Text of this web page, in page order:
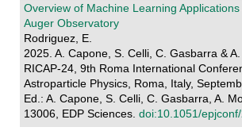
Overview of Machine Learning
Auger Observatory
Rodriguez, E.
2025. A. Capone, S. Celli, C. Gasbarra &
RICAP-24, 9th Roma International
Astroparticle Physics, Roma, Italy,
Ed.: A. Capone, S. Celli, C. Gasbarra, A.
13006, EDP Sciences. doi:10.1051/